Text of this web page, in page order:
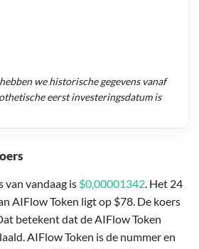
van vandaag is $0,00001342. Het 24
AIFlow Token ligt op $78. De koers
betekent dat de AIFlow Token
AIFlow Token is de nummer en
we historische gegevens vanaf
eerst investeringsdatum is